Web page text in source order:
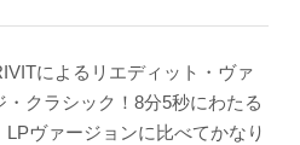
によるリエディット・ヴァ
クラシック！8分5秒にわたる
ヴァージョンに比べてかなり